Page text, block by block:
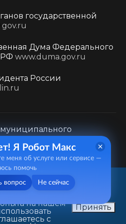
государственной
gov.ru
Дума Федерального
РФ www.duma.gov.ru
России
округа «Город
обработки
Первомайская, д. 78
лучшего
опыта на нашем
с
Принять
Я Робот Макс
меня об услуге или сервисе —
помочь
вопрос Не сейчас